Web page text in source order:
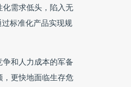
化需求低头，陷入无
标准化产品实现规
和人力成本的军备
，更快地面临生存危